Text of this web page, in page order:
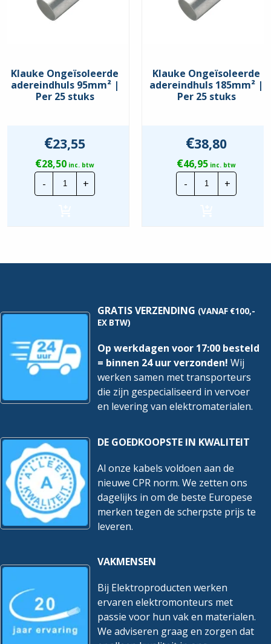
Klauke Ongeïsoleerde
adereindhuls 95mm² |
Per 25 stuks
€23,55
€28,50 inc. btw
-
Klauke
Ongeïsoleerde
adereindhuls
+
Klauke Ongeïsoleerde
adereindhuls 185mm² |
Per 25 stuks
€38,80
€46,95 inc. btw
-
Klauke
adereindhuls
+
GRATIS VERZENDING (VANAF €100,-
EX BTW)
Op werkdagen voor 17:00 besteld
= binnen 24 uur verzonden! Wij
werken samen met transporteurs
die zijn gespecialiseerd in vervoer
en levering van elektromaterialen.
DE GOEDKOOPSTE IN KWALITEIT
Al onze kabels voldoen aan de
nieuwe CPR norm. We zetten ons
dagelijks in om de beste Europese
merken tegen de scherpste prijs te
leveren.
VAKMENSEN
Bij Elektroproducten werken
ervaren elektromonteurs met
passie voor hun vak en materialen.
We adviseren graag en zorgen dat